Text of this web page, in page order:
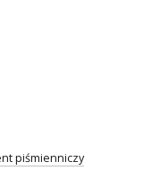
piśmienniczy